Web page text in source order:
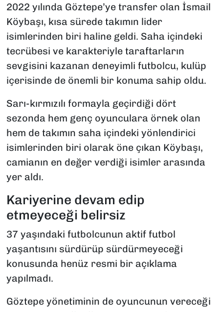
2022 yılında Göztepe’ye transfer olan İsmail
Köybaşı, kısa sürede takımın lider
isimlerinden biri haline geldi. Saha içindeki
tecrübesi ve karakteriyle taraftarların
sevgisini kazanan deneyimli futbolcu, kulüp
içerisinde de önemli bir konuma sahip oldu.
Sarı-kırmızılı formayla geçirdiği dört
sezonda hem genç oyunculara örnek olan
hem de takımın saha içindeki yönlendirici
isimlerinden biri olarak öne çıkan Köybaşı,
camianın en değer verdiği isimler arasında
yer aldı.
Kariyerine devam edip
etmeyeceği belirsiz
37 yaşındaki futbolcunun aktif futbol
yaşantısını sürdürüp sürdürmeyeceği
konusunda henüz resmi bir açıklama
yapılmadı.
Göztepe yönetiminin de oyuncunun vereceği